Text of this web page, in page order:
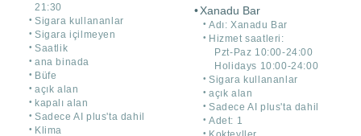
21:30
Sigara kullananlar
Sigara içilmeyen
Saatlik
ana binada
Büfe
açık alan
kapalı alan
Sadece AI plus'ta dahil
Klima
Xanadu Bar
Adı: Xanadu Bar
Hizmet saatleri:
Pzt-Paz 10:00-24:00
Holidays 10:00-24:00
Sigara kullananlar
açık alan
Sadece AI plus'ta dahil
Adet: 1